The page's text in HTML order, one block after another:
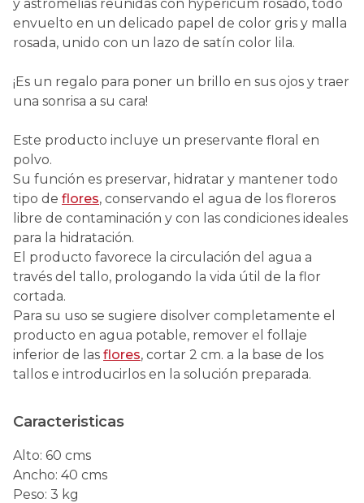
y astromelias reunidas con hypericum rosado, todo
envuelto en un delicado papel de color gris y malla
rosada, unido con un lazo de satín color lila.
¡Es un regalo para poner un brillo en sus ojos y traer
una sonrisa a su cara!
Este producto incluye un preservante floral en
polvo.
Su función es preservar, hidratar y mantener todo
tipo de flores, conservando el agua de los floreros
libre de contaminación y con las condiciones ideales
para la hidratación.
El producto favorece la circulación del agua a
través del tallo, prologando la vida útil de la flor
cortada.
Para su uso se sugiere disolver completamente el
producto en agua potable, remover el follaje
inferior de las flores, cortar 2 cm. a la base de los
tallos e introducirlos en la solución preparada.
Caracteristicas
Alto: 60 cms
Ancho: 40 cms
Peso: 3 kg